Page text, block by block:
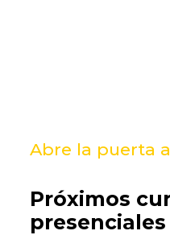
Abre la puerta
Próximos
presenciales